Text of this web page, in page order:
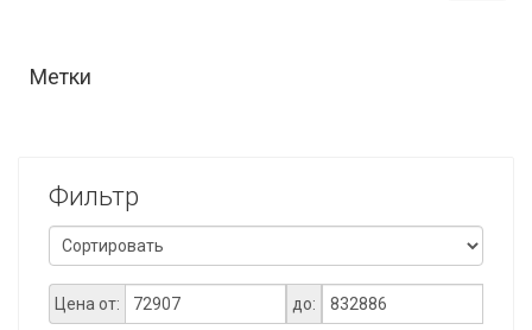
Метки
Фильтр
Цена от: до: